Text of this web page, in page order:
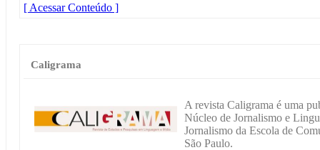
[ Acessar Conteúdo ]
Caligrama
A revista Caligrama é uma
Núcleo de Jornalismo e
Jornalismo da Escola de
São Paulo.